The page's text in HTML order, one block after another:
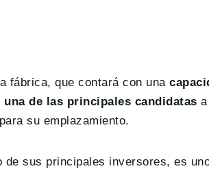
fábrica, que contará con una
una de las principales candidatas
para su emplazamiento.
sus principales inversores, es